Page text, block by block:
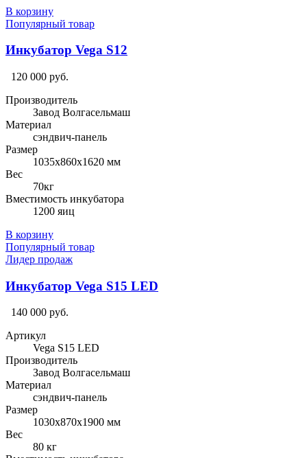
В корзину
Популярный товар
Инкубатор Vega S12
120 000 руб.
Производитель
Завод Волгасельмаш
Материал
сэндвич-панель
Размер
1035х860х1620 мм
Вес
70кг
Вместимость инкубатора
1200 яиц
В корзину
Популярный товар
Лидер продаж
Инкубатор Vega S15 LED
140 000 руб.
Артикул
Vega S15 LED
Производитель
Завод Волгасельмаш
Материал
сэндвич-панель
Размер
1030х870х1900 мм
Вес
80 кг